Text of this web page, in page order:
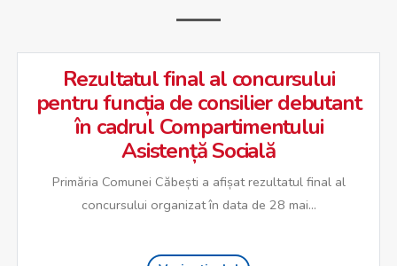
Rezultatul final al concursului
pentru funcția de consilier debutant
în cadrul Compartimentului
Asistență Socială
Primăria Comunei Căbești a afișat rezultatul final al
concursului organizat în data de 28 mai...